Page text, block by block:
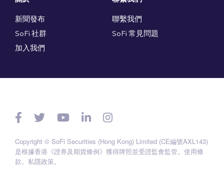
新聞發布
SoFi 社群
加入我們
聯繫我們
SoFi 常見問題
Copyright © SoFi Securities (Hong Kong) Limited (CE編號AXL143)
是根據香港《證券及期貨條例》獲得牌照並受證監會監管。 使用條
款。 私隱政策。